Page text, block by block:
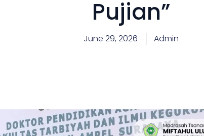
Pujian”
June 29, 2026 Admin